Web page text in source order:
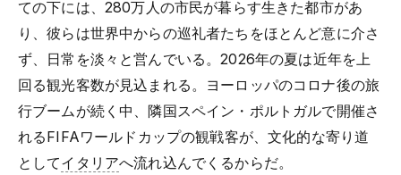
ての下には、280万人の市民が暮らす生きた都市があ
り、彼らは世界中からの巡礼者たちをほとんど意に介さ
ず、日常を淡々と営んでいる。2026年の夏は近年を上
回る観光客数が見込まれる。ヨーロッパのコロナ後の旅
行ブームが続く中、隣国スペイン・ポルトガルで開催さ
れるFIFAワールドカップの観戦客が、文化的な寄り道
としてイタリアへ流れ込んでくるからだ。